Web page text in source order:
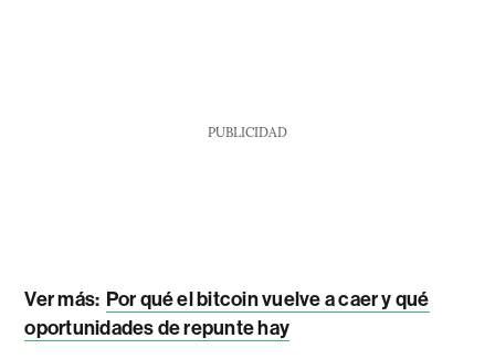
PUBLICIDAD
Ver más: Por qué el bitcoin vuelve a caer y qué
oportunidades de repunte hay